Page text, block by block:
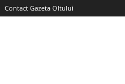
Contact Gazeta Oltului